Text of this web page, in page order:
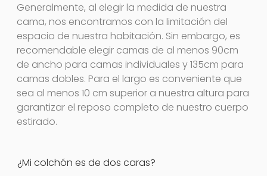
Generalmente, al elegir la medida de nuestra
cama, nos encontramos con la limitación del
espacio de nuestra habitación. Sin embargo, es
recomendable elegir camas de al menos 90cm
de ancho para camas individuales y 135cm para
camas dobles. Para el largo es conveniente que
sea al menos 10 cm superior a nuestra altura para
garantizar el reposo completo de nuestro cuerpo
estirado.
¿Mi colchón es de dos caras?